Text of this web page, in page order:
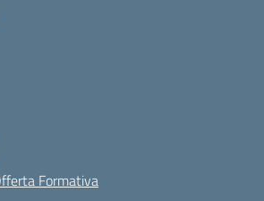
Formativa